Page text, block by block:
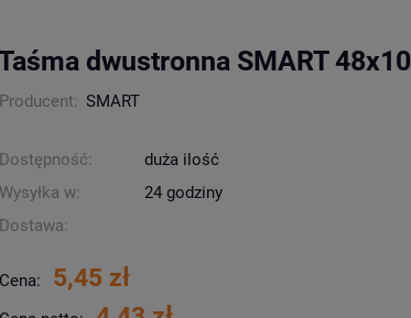
dwustronna SMART 48x10
Producent: SMART
Dostępność:
duża ilość
Wysyłka w:
24 godziny
Dostawa:
Cena: 5,45 zł